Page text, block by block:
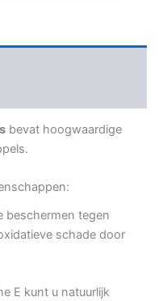
bevat hoogwaardige
beschermen tegen
schade door
E kunt u natuurlijk